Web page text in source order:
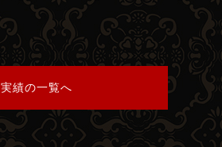
実績の一覧へ